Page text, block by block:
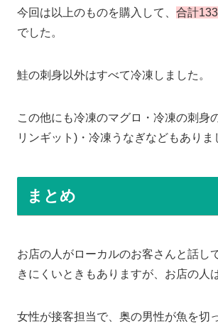
今回は以上のものを購入して、 合計
でした。
鮭の刺身以外はすべて冷凍しました。
この他にも冷凍のマグロ・冷凍の刺身
リンギット)・冷凍うなぎなどもありま
まとめ
お店の人がローカルのお客さんと話し
きにくいときもありますが、お店の人
女性が接客担当で、奥の男性が魚を切